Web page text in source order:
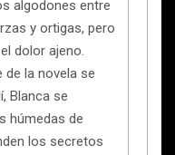
algodones entre
y ortigas, pero
dolor ajeno.
de la novela se
Blanca se
húmedas de
los secretos